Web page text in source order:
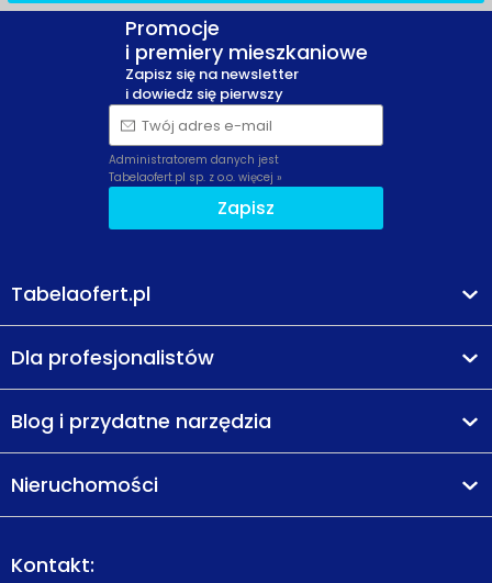
Promocje
i premiery mieszkaniowe
Zapisz się na newsletter
i dowiedz się pierwszy
Twój adres e-mail
Administratorem danych jest
Tabelaofert.pl sp. z o.o. więcej »
Zapisz
Tabelaofert.pl
Dla profesjonalistów
Blog i przydatne narzędzia
Nieruchomości
Kontakt: